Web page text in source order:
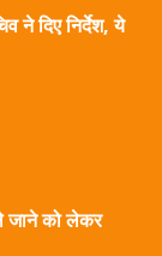
ने दिए निर्देश, ये
जाने को लेकर